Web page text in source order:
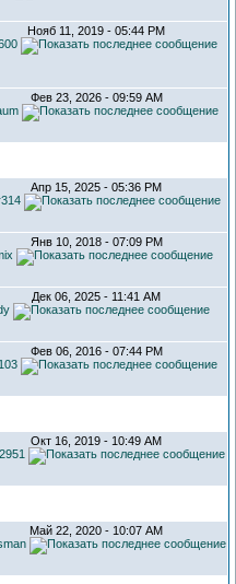
Нояб 11, 2019 - 05:44 PM
Фев 23, 2026 - 09:59 AM
Апр 15, 2025 - 05:36 PM
Янв 10, 2018 - 07:09 PM
Дек 06, 2025 - 11:41 AM
Фев 06, 2016 - 07:44 PM
Окт 16, 2019 - 10:49 AM
Май 22, 2020 - 10:07 AM